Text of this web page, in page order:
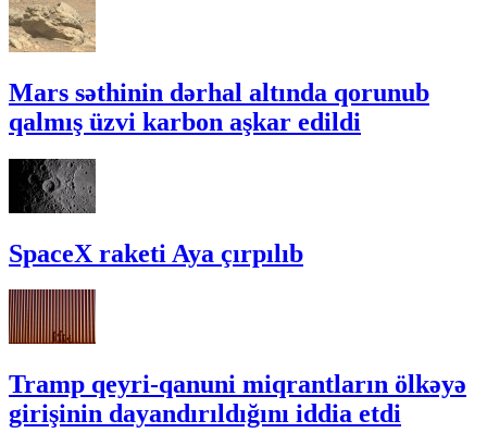
Mars səthinin dərhal altında qorunub
qalmış üzvi karbon aşkar edildi
SpaceX raketi Aya çırpılıb
Tramp qeyri-qanuni miqrantların ölkəyə
girişinin dayandırıldığını iddia etdi